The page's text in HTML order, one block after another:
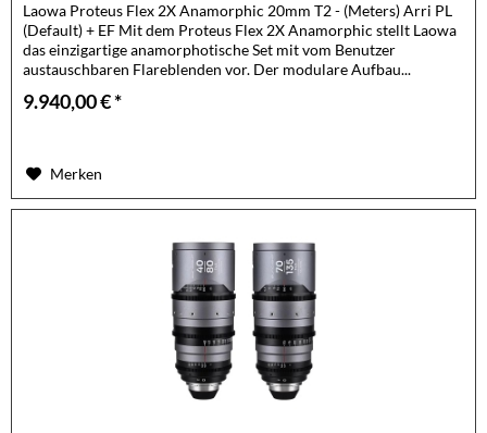
Laowa Proteus Flex 2X Anamorphic 20mm T2 - (Meters) Arri PL
(Default) + EF Mit dem Proteus Flex 2X Anamorphic stellt Laowa
das einzigartige anamorphotische Set mit vom Benutzer
austauschbaren Flareblenden vor. Der modulare Aufbau...
9.940,00 € *
Merken